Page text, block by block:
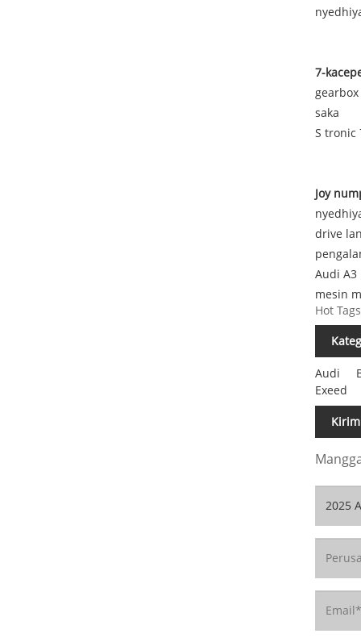
7-
saka
S tronic
Joy
drive
Audi A3
mesin
Hot
Audi
Exeed